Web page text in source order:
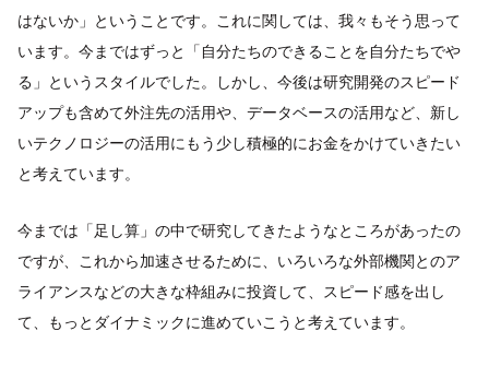
はないか」ということです。これに関しては、我々もそう思って
います。今まではずっと「自分たちのできることを自分たちでや
る」というスタイルでした。しかし、今後は研究開発のスピード
アップも含めて外注先の活用や、データベースの活用など、新し
いテクノロジーの活用にもう少し積極的にお金をかけていきたい
と考えています。
今までは「足し算」の中で研究してきたようなところがあったの
ですが、これから加速させるために、いろいろな外部機関とのア
ライアンスなどの大きな枠組みに投資して、スピード感を出し
て、もっとダイナミックに進めていこうと考えています。